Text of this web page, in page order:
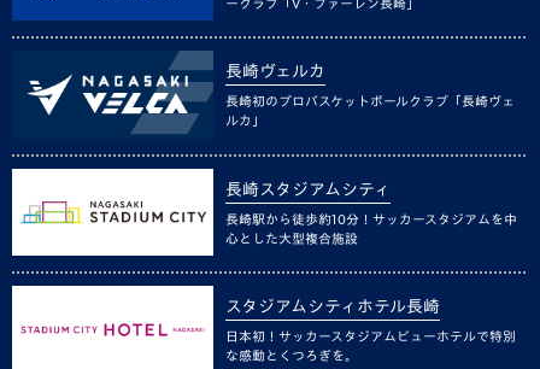
ークラブ「V・ファーレン長崎」
長崎ヴェルカ
長崎初のプロバスケットボールクラブ「長崎ヴェ
ルカ」
長崎スタジアムシティ
長崎駅から徒歩約10分！サッカースタジアムを中
心とした大型複合施設
スタジアムシティホテル長崎
日本初！サッカースタジアムビューホテルで特別
な感動とくつろぎを。